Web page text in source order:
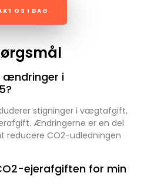
OS I DAG
ændringer i
stigninger i vægtafgift,
Ændringerne er en del
reducere CO2-udledningen
ejerafgiften for min